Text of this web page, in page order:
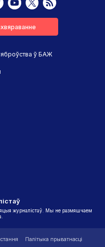
ў БАЖ
журналістаў. Мы не размяшчаем
Палітыка прыватнасці